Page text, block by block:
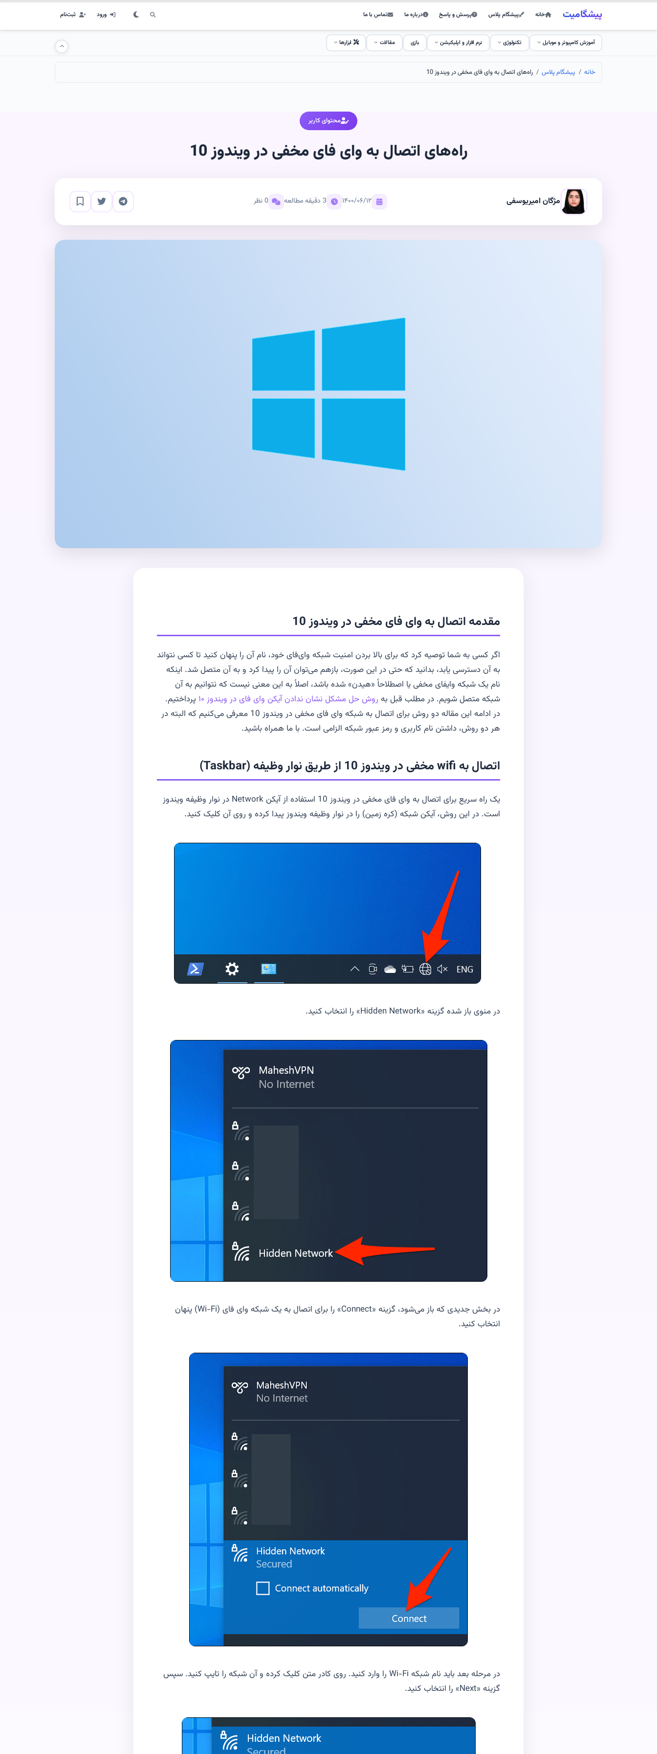
پیشگامیت خانه پیشگام پلاس پرسش و پاسخ درباره ما تماس با ما ورود ثبت‌نام
آموزش کامپیوتر و موبایل تکنولوژی نرم افزار و اپلیکیشن بازی مقالات ابزارها
خانه پیشگام پلاس راه‌های اتصال به وای فای مخفی در ویندوز 10
محتوای کاربر
راه‌های اتصال به وای فای مخفی در ویندوز 10
مژگان امیریوسفی ۱۴۰۰/۰۶/۱۲ 3 دقیقه مطالعه 0 نظر
مقدمه اتصال به وای فای مخفی در ویندوز 10
اگر کسی به شما توصیه کرد که برای بالا بردن امنیت شبکه وای‌فای خود، نام آن را پنهان کنید تا کسی نتواند
به آن دسترسی یابد، بدانید که حتی در این صورت، بازهم می‌توان آن را پیدا کرد و به آن متصل شد. اینکه
نام یک شبکه وایفای مخفی یا اصطلاحاً «هیدن» شده باشد، اصلاً به این معنی نیست که نتوانیم به آن
شبکه متصل شویم. در مطلب قبل به روش حل مشکل نشان ندادن آیکن وای فای در ویندوز ۱۰ پرداختیم.
در ادامه این مقاله دو روش برای اتصال به شبکه وای فای مخفی در ویندوز 10 معرفی می‌کنیم که البته در
هر دو روش، داشتن نام کاربری و رمز عبور شبکه الزامی است. با ما همراه باشید.
اتصال به wifi مخفی در ویندوز 10 از طریق نوار وظیفه ( Taskbar
)
یک راه سریع برای اتصال به وای فای مخفی در ویندوز 10 استفاده از آیکن Network در نوار وظیفه ویندوز
است. در این روش، آیکن شبکه (کره زمین) را در نوار وظیفه ویندوز پیدا کرده و روی آن کلیک کنید.
در منوی باز شده گزینه «Hidden Network» را انتخاب کنید.
در بخش جدیدی که باز می‌شود، گزینه «Connect» را برای اتصال به یک شبکه وای فای (Wi-Fi) پنهان
انتخاب کنید.
در مرحله بعد باید نام شبکه Wi-Fi را وارد کنید. روی کادر متن کلیک کرده و آن شبکه را تایپ کنید. سپس
گزینه «Next» را انتخاب کنید.